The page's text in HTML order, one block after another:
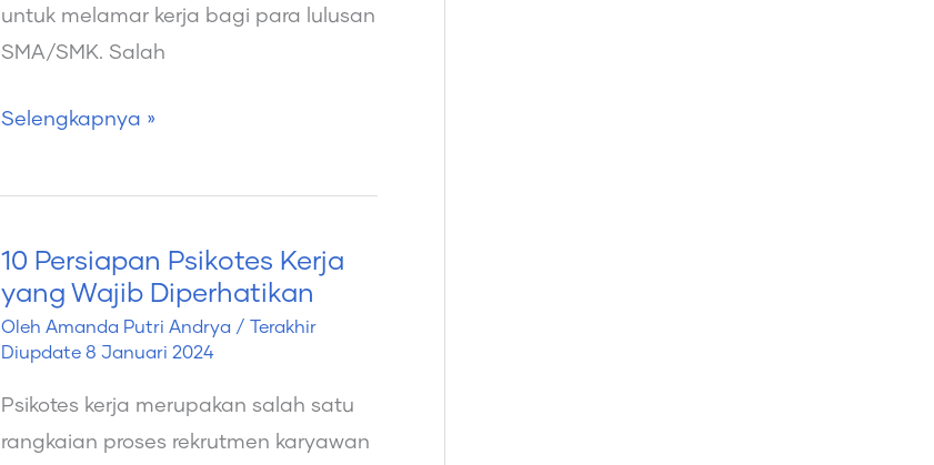
untuk melamar kerja bagi para lulusan
SMA/SMK. Salah
yang
Baik
Benar!
Selengkapnya »
10 Persiapan Psikotes Kerja
yang Wajib Diperhatikan
Oleh Amanda Putri Andrya / Terakhir
Diupdate8 Januari 2024
Psikotes kerja merupakan salah satu
rangkaian proses rekrutmen karyawan
10
Persiapan
Psikotes
yang
Wajib